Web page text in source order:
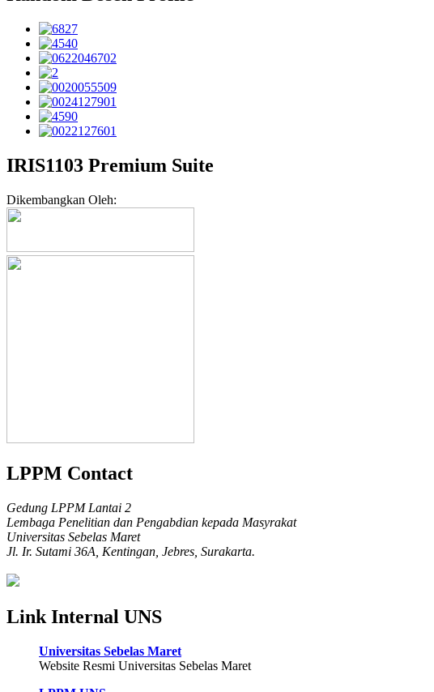
IRIS1103 Premium Suite
Dikembangkan Oleh:
LPPM Contact
Gedung LPPM Lantai 2
Lembaga Penelitian dan Pengabdian kepada Masyrakat
Universitas Sebelas Maret
Jl. Ir. Sutami 36A, Kentingan, Jebres, Surakarta.
Link Internal UNS
Universitas Sebelas Maret
Website Resmi Universitas Sebelas Maret